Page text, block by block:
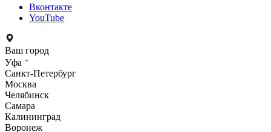
Вконтакте
YouTube
Ваш город
Уфа
Санкт-Петербург
Москва
Челябинск
Самара
Калининград
Воронеж